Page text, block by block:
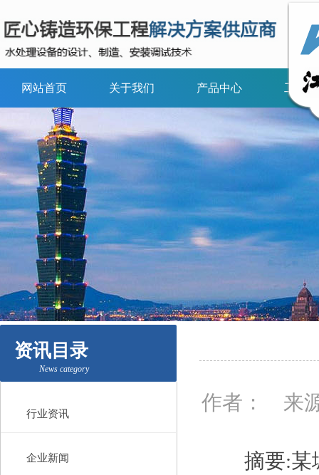
网站首页 关于我们 产品中心 工程
资讯目录
News category
行业资讯
企业新闻
作者： 来
摘要:某城